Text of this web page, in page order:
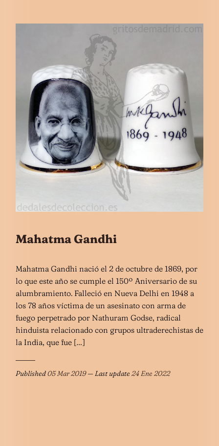
Mahatma Gandhi
Mahatma Gandhi nació el 2 de octubre de 1869, por
lo que este año se cumple el 150º Aniversario de su
alumbramiento. Falleció en Nueva Delhi en 1948 a
los 78 años víctima de un asesinato con arma de
fuego perpetrado por Nathuram Godse, radical
hinduista relacionado con grupos ultraderechistas de
la India, que fue […]
Published05 Mar 2019— Last update24 Ene 2022